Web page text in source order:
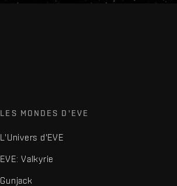
LES MONDES D'EVE
L'Univers d'EVE
EVE: Valkyrie
Gunjack